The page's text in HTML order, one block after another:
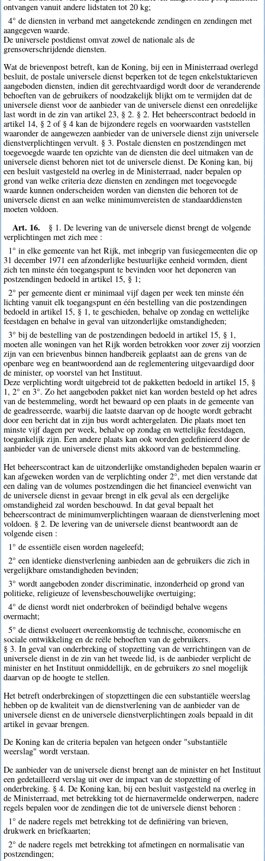
ontvangen vanuit andere lidstaten tot 20 kg;
4° de diensten in verband met aangetekende zendingen en zendingen met
aangegeven waarde.
De universele postdienst omvat zowel de nationale als de
grensoverschrijdende diensten.
Wat de brievenpost betreft, kan de Koning, bij een in Ministerraad overlegd
besluit, de postale universele dienst beperken tot de tegen enkelstuktarieven
aangeboden diensten, indien dit gerechtvaardigd wordt door de veranderende
behoeften van de gebruikers of noodzakelijk blijkt om te vermijden dat de
universele dienst voor de aanbieder van de universele dienst een onredelijke
last wordt in de zin van artikel 23, § 2. § 2. Het beheerscontract bedoeld in
artikel 14, § 2 of § 4 kan de bijzondere regels en voorwaarden vaststellen
waaronder de aangewezen aanbieder van de universele dienst zijn universele
dienstverplichtingen vervult. § 3. Postale diensten en postzendingen met
toegevoegde waarde ten opzichte van de diensten die deel uitmaken van de
universele dienst behoren niet tot de universele dienst. De Koning kan, bij
een besluit vastgesteld na overleg in de Ministerraad, nader bepalen op
grond van welke criteria deze diensten en zendingen met toegevoegde
waarde kunnen onderscheiden worden van diensten die behoren tot de
universele dienst en aan welke minimumvereisten de standaarddiensten
moeten voldoen.
Art. 16.
§ 1. De levering van de universele dienst brengt de volgende
verplichtingen met zich mee :
1° in elke gemeente van het Rijk, met inbegrip van fusiegemeenten die op
31 december 1971 een afzonderlijke bestuurlijke eenheid vormden, dient
zich ten minste één toegangspunt te bevinden voor het deponeren van
postzendingen bedoeld in artikel 15, § 1;
2° per gemeente dient er minimaal vijf dagen per week ten minste één
lichting vanuit elk toegangspunt en één bestelling van die postzendingen
bedoeld in artikel 15, § 1, te geschieden, behalve op zondag en wettelijke
feestdagen en behalve in geval van uitzonderlijke omstandigheden;
3° bij de bestelling van de postzendingen bedoeld in artikel 15, § 1,
moeten alle woningen van het Rijk worden betrokken voor zover zij voorzien
zijn van een brievenbus binnen handbereik geplaatst aan de grens van de
openbare weg en beantwoordend aan de reglementering uitgevaardigd door
de minister, op voorstel van het Instituut.
Deze verplichting wordt uitgebreid tot de pakketten bedoeld in artikel 15, §
1, 2° en 3°. Zo het aangeboden pakket niet kan worden besteld op het adres
van de bestemmeling, wordt het bewaard op een plaats in de gemeente van
de geadresseerde, waarbij die laatste daarvan op de hoogte wordt gebracht
door een bericht dat in zijn bus wordt achtergelaten. Die plaats moet ten
minste vijf dagen per week, behalve op zondag en wettelijke feestdagen,
toegankelijk zijn. Een andere plaats kan ook worden gedefinieerd door de
aanbieder van de universele dienst mits akkoord van de bestemmeling.
Het beheerscontract kan de uitzonderlijke omstandigheden bepalen waarin er
kan afgeweken worden van de verplichting onder 2°, met dien verstande dat
een daling van de volumes postzendingen die het financieel evenwicht van
de universele dienst in gevaar brengt in elk geval als een dergelijke
omstandigheid zal worden beschouwd. In dat geval bepaalt het
beheerscontract de minimumverplichtingen waaraan de dienstverlening moet
voldoen. § 2. De levering van de universele dienst beantwoordt aan de
volgende eisen :
1° de essentiële eisen worden nageleefd;
2° een identieke dienstverlening aanbieden aan de gebruikers die zich in
vergelijkbare omstandigheden bevinden;
3° wordt aangeboden zonder discriminatie, inzonderheid op grond van
politieke, religieuze of levensbeschouwelijke overtuiging;
4° de dienst wordt niet onderbroken of beëindigd behalve wegens
overmacht;
5° de dienst evolueert overeenkomstig de technische, economische en
sociale ontwikkeling en de reële behoeften van de gebruikers.
§ 3. In geval van onderbreking of stopzetting van de verrichtingen van de
universele dienst in de zin van het tweede lid, is de aanbieder verplicht de
minister en het Instituut onmiddellijk, en de gebruikers zo snel mogelijk
daarvan op de hoogte te stellen.
Het betreft onderbrekingen of stopzettingen die een substantiële weerslag
hebben op de kwaliteit van de dienstverlening van de aanbieder van de
universele dienst en de universele dienstverplichtingen zoals bepaald in dit
artikel in gevaar brengen.
De Koning kan de criteria bepalen van hetgeen onder "substantiële
weerslag" wordt verstaan.
De aanbieder van de universele dienst brengt aan de minister en het Instituut
een gedetailleerd verslag uit over de impact van de stopzetting of
onderbreking. § 4. De Koning kan, bij een besluit vastgesteld na overleg in
de Ministerraad, met betrekking tot de hiernavermelde onderwerpen, nadere
regels bepalen voor de zendingen die tot de universele dienst behoren :
1° de nadere regels met betrekking tot de definiëring van brieven,
drukwerk en briefkaarten;
2° de nadere regels met betrekking tot afmetingen en normalisatie van
postzendingen;